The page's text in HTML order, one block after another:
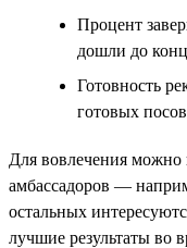
Процент
дошли до
Готовность
готовых
Для вовлечения можно
амбассадоров —
остальных
лучшие результаты во